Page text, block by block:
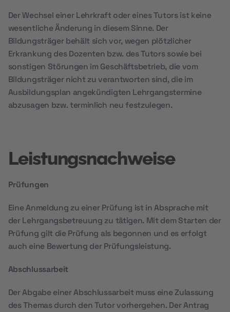
Der Wechsel einer Lehrkraft oder eines Tutors ist keine
wesentliche Änderung in diesem Sinne. Der
Bildungsträger behält sich vor, wegen plötzlicher
Erkrankung des Dozenten bzw. des Tutors sowie bei
sonstigen Störungen im Geschäftsbetrieb, die vom
Bildungsträger nicht zu verantworten sind, die im
Ausbildungsplan angekündigten Lehrgangstermine
abzusagen bzw. terminlich neu festzulegen.
Leistungsnachweise
Prüfungen
Eine Anmeldung zu einer Prüfung ist in Absprache mit
der Lehrgangsbetreuung zu tätigen. Mit dem Starten der
Prüfung gilt die Prüfung als begonnen und es erfolgt
auch eine Bewertung der Prüfungsleistung.
Abschlussarbeit
Der Abgabe einer Abschlussarbeit muss eine Zulassung
des Themas durch den Tutor vorhergehen. Der Antrag